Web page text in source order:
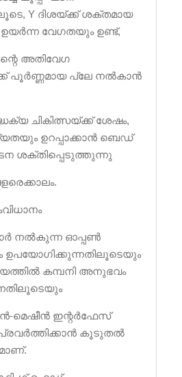
Y ദിശയ്ക്ക് ശക്തമായ
വേഗതയും ഉണ്ട്,
അതിവേഗ
പൂർണ്ണമായ പ്ലേ നൽകാൻ
ചികിത്സയ്ക്ക് ശേഷം,
ഉറപ്പാക്കാൻ ബെഡ്
ശക്തിപ്പെടുത്തുന്നു
നൽകുന്ന ഓപ്പൺ
ഉപയോഗിക്കുന്നതിലൂടെയും
കമ്പനി അനുഭവം
മെഷീൻ ഇന്റർഫേസ്
കൂടുതൽ